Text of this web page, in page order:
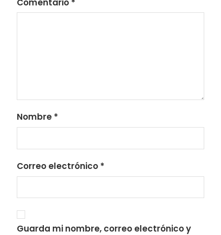
Nombre *
Correo electrónico *
Guarda mi nombre, correo electrónico y